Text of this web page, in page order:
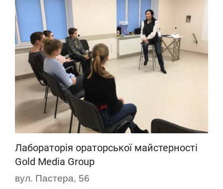
Лабораторія ораторської майстерності
Gold Media Group
вул. Пастера, 56